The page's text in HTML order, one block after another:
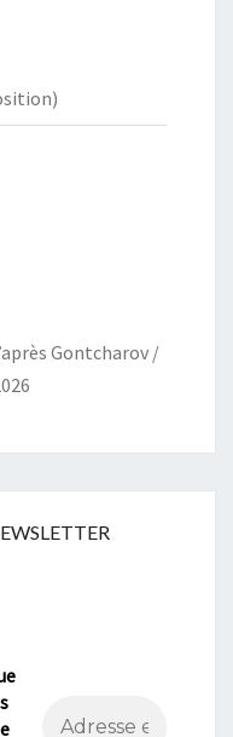
Gontcharov /